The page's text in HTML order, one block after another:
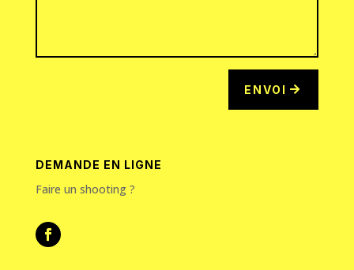
ENVOI
DEMANDE EN LIGNE
Faire un shooting ?